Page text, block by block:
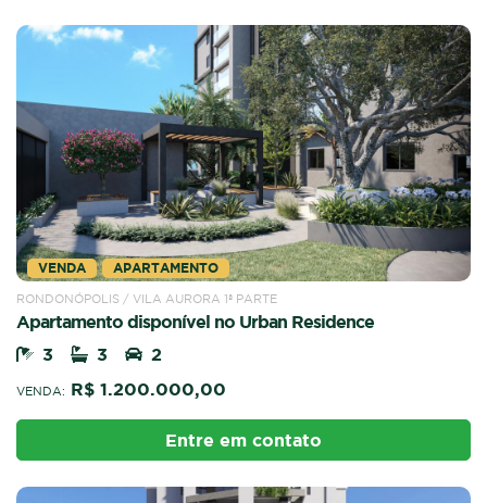
VENDA APARTAMENTO
RONDONÓPOLIS / VILA AURORA 1ª PARTE
Apartamento disponível no Urban Residence
3
3 2
VENDA: R$ 1.200.000,00
Entre em contato